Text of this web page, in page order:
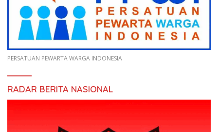
PERSATUAN PEWARTA WARGA INDONESIA
RADAR BERITA NASIONAL